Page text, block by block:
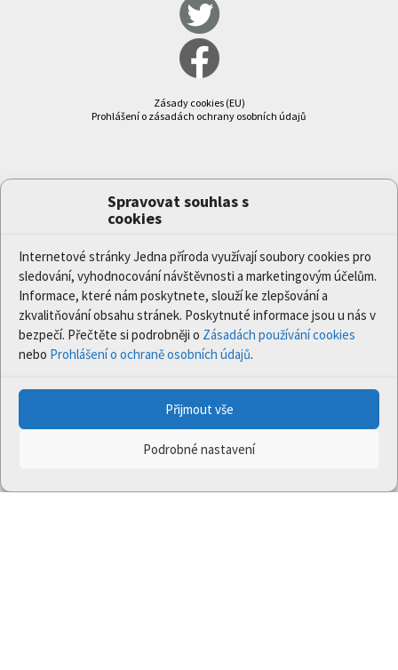
Spravovat souhlas s
cookies
Internetové stránky Jedna příroda využívají soubory cookies pro
sledování, vyhodnocování návštěvnosti a marketingovým účelům.
Informace, které nám poskytnete, slouží ke zlepšování a
zkvalitňování obsahu stránek. Poskytnuté informace jsou u nás v
bezpečí. Přečtěte si podrobněji o Zásadách používání cookies
nebo Prohlášení o ochraně osobních údajů.
Přijmout vše
Podrobné nastavení
Zásady cookies (EU)
Prohlášení o zásadách ochrany osobních údajů